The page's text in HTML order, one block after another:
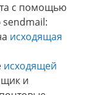
с помощью
исходящая
исходящей
и